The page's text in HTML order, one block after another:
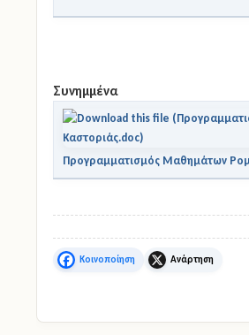
Συνημμένα
Προγραμματισμός Μαθημάτων
Facebook X